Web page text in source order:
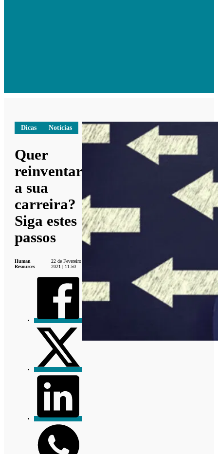
Dicas Notícias
Quer
reinventar
a sua
carreira?
Siga estes
passos
Human
Resources
22 de Fevereiro
2021 | 11:50